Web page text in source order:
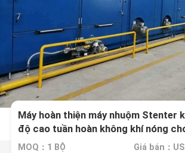
Máy hoàn thiện máy nhuộm Stenter
độ cao tuần hoàn không khí nóng
giường
MOQ：1 BỘ